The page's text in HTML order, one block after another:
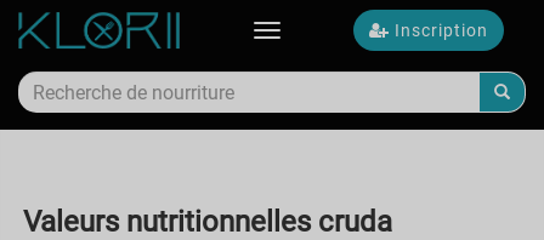
Inscription
Toggle
Valeurs nutritionnelles cruda